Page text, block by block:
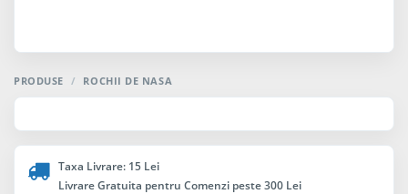
PRODUSE / ROCHII DE NASA
Taxa Livrare: 15 Lei
Livrare Gratuita pentru Comenzi peste 300 Lei